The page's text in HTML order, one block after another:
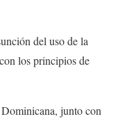
del uso de la
los principios de
junto con